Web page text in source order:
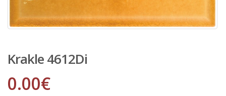
Krakle 4612Di
0.00€